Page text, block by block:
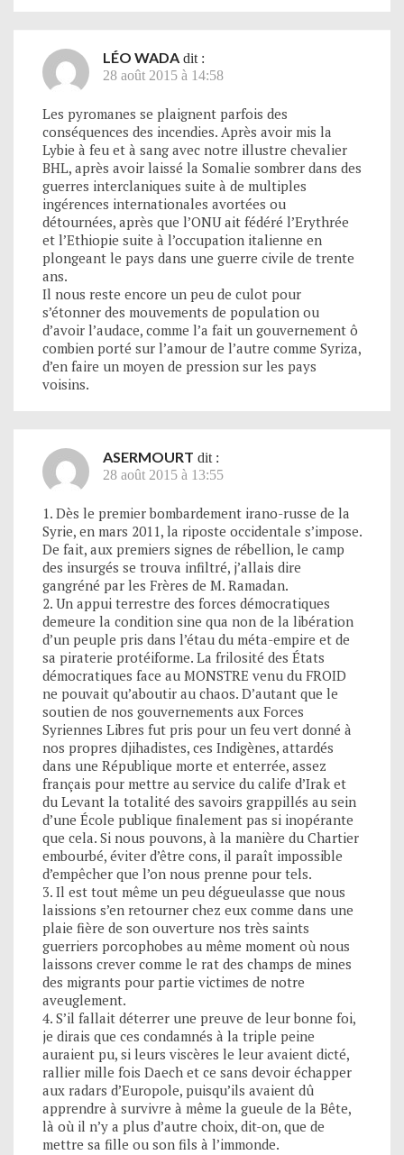
LÉO WADA dit :
28 août 2015 à 14:58
Les pyromanes se plaignent parfois des
conséquences des incendies. Après avoir mis la
Lybie à feu et à sang avec notre illustre chevalier
BHL, après avoir laissé la Somalie sombrer dans des
guerres interclaniques suite à de multiples
ingérences internationales avortées ou
détournées, après que l’ONU ait fédéré l’Erythrée
et l’Ethiopie suite à l’occupation italienne en
plongeant le pays dans une guerre civile de trente
ans.
Il nous reste encore un peu de culot pour
s’étonner des mouvements de population ou
d’avoir l’audace, comme l’a fait un gouvernement ô
combien porté sur l’amour de l’autre comme Syriza,
d’en faire un moyen de pression sur les pays
voisins.
ASERMOURT dit :
28 août 2015 à 13:55
1. Dès le premier bombardement irano-russe de la
Syrie, en mars 2011, la riposte occidentale s’impose.
De fait, aux premiers signes de rébellion, le camp
des insurgés se trouva infiltré, j’allais dire
gangréné par les Frères de M. Ramadan.
2. Un appui terrestre des forces démocratiques
demeure la condition sine qua non de la libération
d’un peuple pris dans l’étau du méta-empire et de
sa piraterie protéiforme. La frilosité des États
démocratiques face au MONSTRE venu du FROID
ne pouvait qu’aboutir au chaos. D’autant que le
soutien de nos gouvernements aux Forces
Syriennes Libres fut pris pour un feu vert donné à
nos propres djihadistes, ces Indigènes, attardés
dans une République morte et enterrée, assez
français pour mettre au service du calife d’Irak et
du Levant la totalité des savoirs grappillés au sein
d’une École publique finalement pas si inopérante
que cela. Si nous pouvons, à la manière du Chartier
embourbé, éviter d’être cons, il paraît impossible
d’empêcher que l’on nous prenne pour tels.
3. Il est tout même un peu dégueulasse que nous
laissions s’en retourner chez eux comme dans une
plaie fière de son ouverture nos très saints
guerriers porcophobes au même moment où nous
laissons crever comme le rat des champs de mines
des migrants pour partie victimes de notre
aveuglement.
4. S’il fallait déterrer une preuve de leur bonne foi,
je dirais que ces condamnés à la triple peine
auraient pu, si leurs viscères le leur avaient dicté,
rallier mille fois Daech et ce sans devoir échapper
aux radars d’Europole, puisqu’ils avaient dû
apprendre à survivre à même la gueule de la Bête,
là où il n’y a plus d’autre choix, dit-on, que de
mettre sa fille ou son fils à l’immonde.